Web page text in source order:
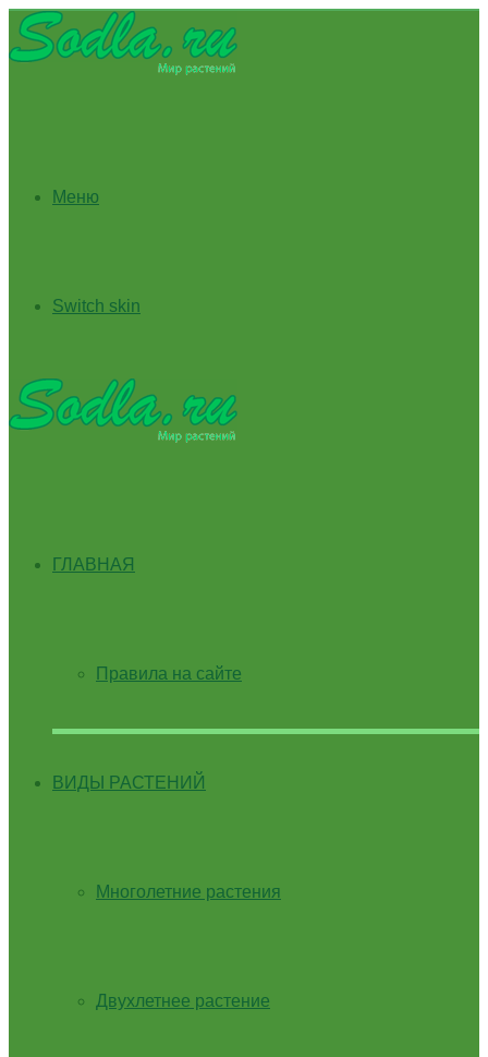
Меню
Switch skin
ГЛАВНАЯ
Правила на сайте
ВИДЫ РАСТЕНИЙ
Многолетние растения
Двухлетнее растение